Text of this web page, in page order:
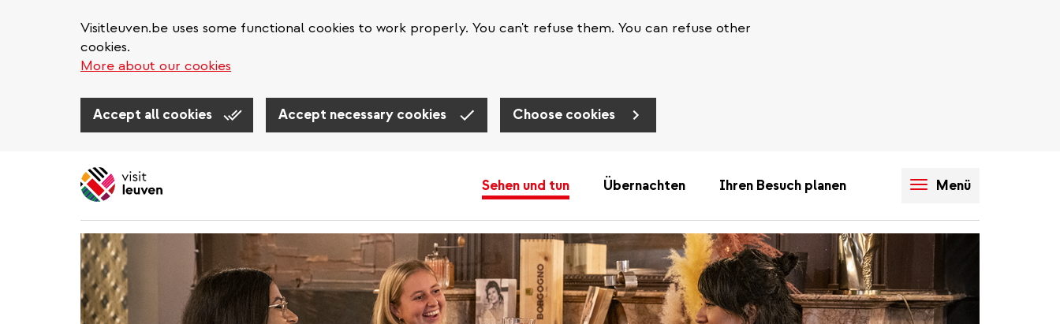
Visitleuven.be uses some functional cookies to work properly. You can't refuse them. You can refuse other
cookies.
More about our cookies
Accept all cookies Accept necessary cookies Choose cookies
Sehen und tun Übernachten Ihren Besuch planen Menü